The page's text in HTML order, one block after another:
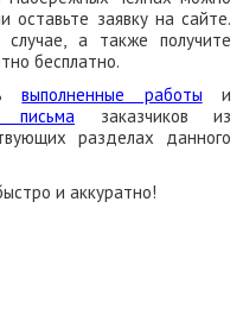
заявку на сайте.
а также получите
бесплатно.
выполненные работы и
письма заказчиков из
разделах данного
и аккуратно!